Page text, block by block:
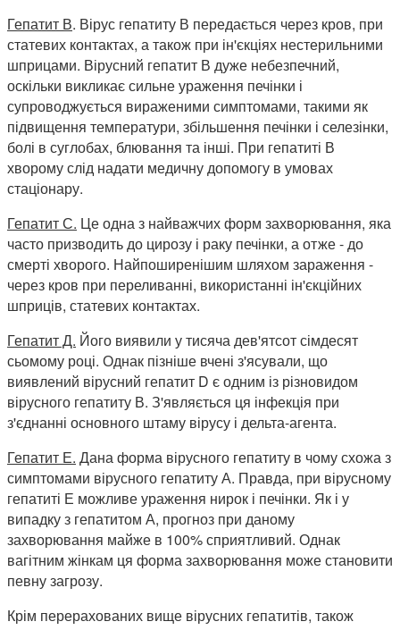
Гепатит В. Вірус гепатиту В передається через кров, при
статевих контактах, а також при ін'єкціях нестерильними
шприцами. Вірусний гепатит В дуже небезпечний,
оскільки викликає сильне ураження печінки і
супроводжується вираженими симптомами, такими як
підвищення температури, збільшення печінки і селезінки,
болі в суглобах, блювання та інші. При гепатиті В
хворому слід надати медичну допомогу в умовах
стаціонару.
Гепатит С. Це одна з найважчих форм захворювання, яка
часто призводить до цирозу і раку печінки, а отже - до
смерті хворого. Найпоширенішим шляхом зараження -
через кров при переливанні, використанні ін'єкційних
шприців, статевих контактах.
Гепатит Д. Його виявили у тисяча дев'ятсот сімдесят
сьомому році. Однак пізніше вчені з'ясували, що
виявлений вірусний гепатит D є одним із різновидом
вірусного гепатиту В. З'являється ця інфекція при
з'єднанні основного штаму вірусу і дельта-агента.
Гепатит Е. Дана форма вірусного гепатиту в чому схожа з
симптомами вірусного гепатиту А. Правда, при вірусному
гепатиті Е можливе ураження нирок і печінки. Як і у
випадку з гепатитом А, прогноз при даному
захворювання майже в 100% сприятливий. Однак
вагітним жінкам ця форма захворювання може становити
певну загрозу.
Крім перерахованих вище вірусних гепатитів, також